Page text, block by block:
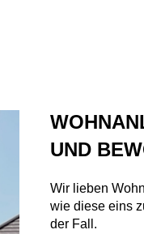
ND
Wir lieben
wie diese eins
der Fall.